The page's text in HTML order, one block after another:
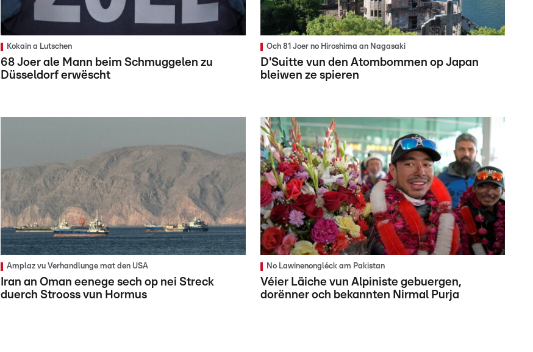
Kokain a Lutschen
68 Joer ale Mann beim Schmuggelen zu
Düsseldorf erwëscht
Och 81 Joer no Hiroshima an Nagasaki
D'Suitte vun den Atombommen op Japan
bleiwen ze spieren
Amplaz vu Verhandlunge mat den USA
Iran an Oman eenege sech op nei Streck
duerch Strooss vun Hormus
No Lawinenongléck am Pakistan
Véier Läiche vun Alpiniste gebuergen,
dorënner och bekannten Nirmal Purja